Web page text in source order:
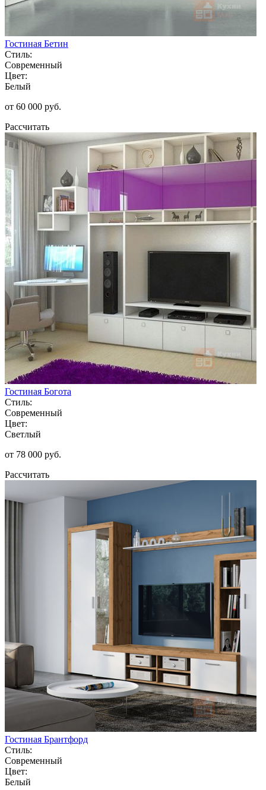
Гостиная Бетин
Стиль:
Современный
Цвет:
Белый
от 60 000 руб.
Рассчитать
Гостиная Богота
Стиль:
Современный
Цвет:
Светлый
от 78 000 руб.
Рассчитать
Гостиная Брантфорд
Стиль:
Современный
Цвет:
Белый